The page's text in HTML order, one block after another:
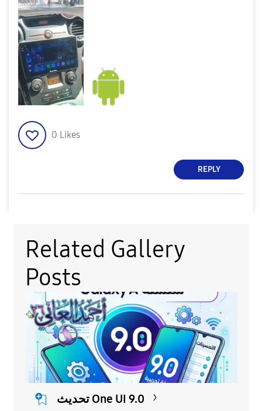
0 Likes
REPLY
Related Gallery
Posts
تحديث One UI 9.0